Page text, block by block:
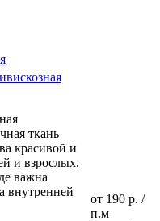
ткань
красивой и
и взрослых.
важна
внутренней
от 190 р. /
п.м